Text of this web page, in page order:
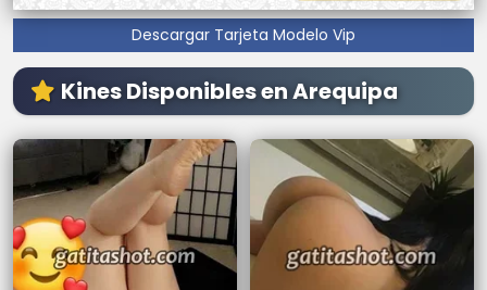
Descargar Tarjeta Modelo Vip
Kines Disponibles en Arequipa